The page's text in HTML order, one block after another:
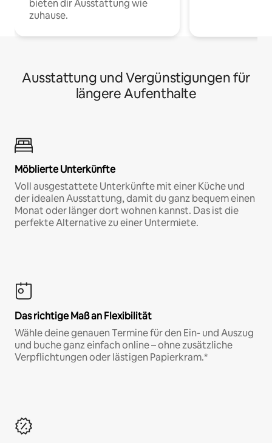
bieten dir Ausstattung wie
zuhause.
Ausstattung und Vergünstigungen für
längere Aufenthalte
Möblierte Unterkünfte
Voll ausgestattete Unterkünfte mit einer Küche und
der idealen Ausstattung, damit du ganz bequem einen
Monat oder länger dort wohnen kannst. Das ist die
perfekte Alternative zu einer Untermiete.
Das richtige Maß an Flexibilität
Wähle deine genauen Termine für den Ein- und Auszug
und buche ganz einfach online – ohne zusätzliche
Verpflichtungen oder lästigen Papierkram.*